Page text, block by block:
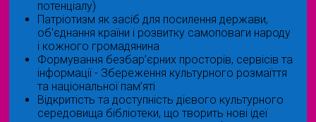
потенціалу)
Патріотизм як засіб для посилення держави,
об'єднання країни і розвитку самоповаги народу
і кожного громадянина
Формування безбар’єрних просторів, сервісів та
інформації - Збереження культурного розмаїття
та національної пам’яті
Відкритість та доступність дієвого культурного
середовища бібліотеки, що творить нові ідеї